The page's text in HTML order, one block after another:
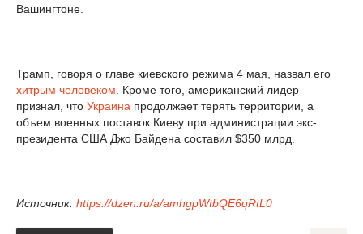
Вашингтоне.
Трамп, говоря о главе киевского режима 4 мая, назвал его
хитрым человеком . Кроме того, американский лидер
признал, что Украина продолжает терять территории, а
объем военных поставок Киеву при администрации экс-
президента США Джо Байдена составил $350 млрд.
Источник: https://dzen.ru/a/amhgpWtbQE6qRtL0